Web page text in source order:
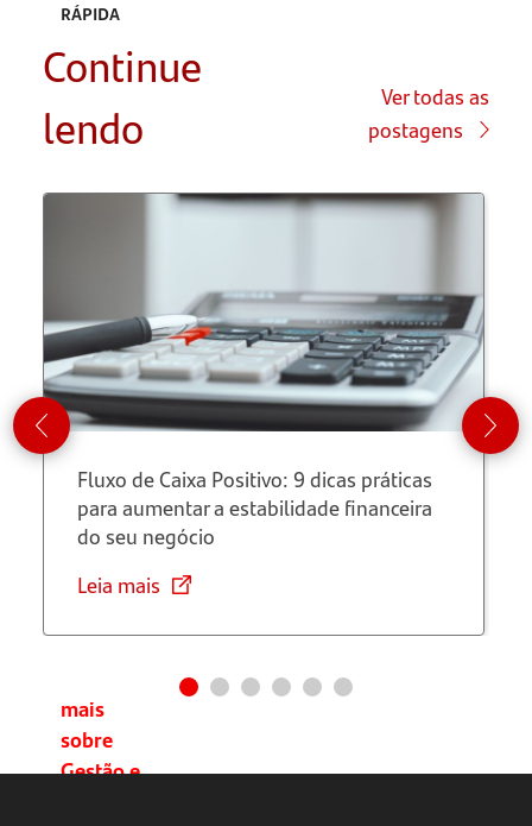
RÁPIDA
Qual é o
melhor
negócio
para abrir
simples?
O que
posso
empreender
em casa?
Porque
empreender
mais
sobre
Gestão e
Continue
lendo
Ver todas as
postagens
Fluxo de Caixa Positivo: 9 dicas práticas
para aumentar a estabilidade financeira
do seu negócio
Leia mais